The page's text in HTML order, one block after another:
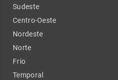
Sudeste
Centro-Oeste
Nordeste
Norte
Frio
Temporal